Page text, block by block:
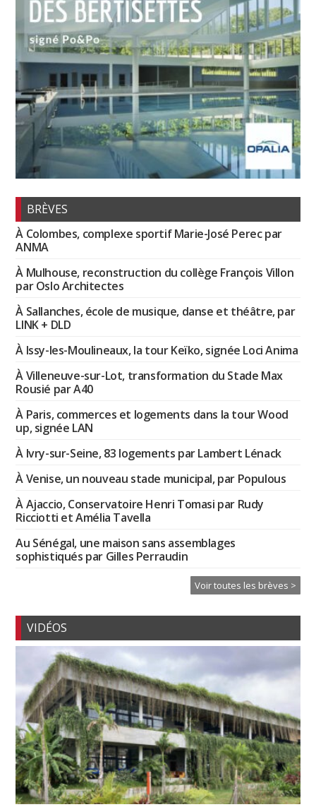
BRÈVES
À Colombes, complexe sportif Marie-José Perec par
ANMA
À Mulhouse, reconstruction du collège François Villon
par Oslo Architectes
À Sallanches, école de musique, danse et théâtre, par
LINK + DLD
À Issy-les-Moulineaux, la tour Keïko, signée Loci Anima
À Villeneuve-sur-Lot, transformation du Stade Max
Rousié par A40
À Paris, commerces et logements dans la tour Wood
up, signée LAN
À Ivry-sur-Seine, 83 logements par Lambert Lénack
À Venise, un nouveau stade municipal, par Populous
À Ajaccio, Conservatoire Henri Tomasi par Rudy
Ricciotti et Amélia Tavella
Au Sénégal, une maison sans assemblages
sophistiqués par Gilles Perraudin
Voir toutes les brèves >
VIDÉOS